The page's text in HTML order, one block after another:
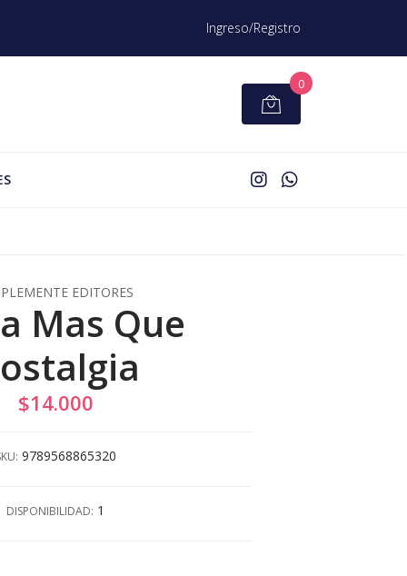
Ingreso/Registro
0
EDITORES
Mas Que
$14.000
9789568865320
DISPONIBILIDAD: 1